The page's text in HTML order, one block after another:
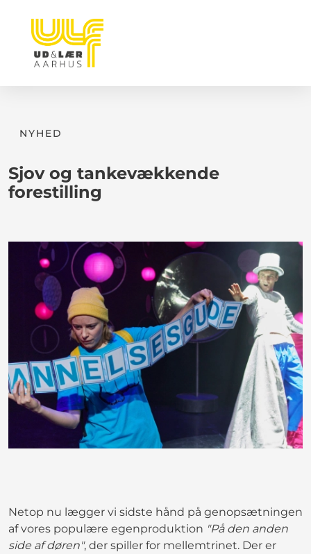
NYHED
Sjov og tankevækkende
forestilling
Netop nu lægger vi sidste hånd på genopsætningen
af vores populære egenproduktion "På den anden
side af døren", der spiller for mellemtrinet. Der er